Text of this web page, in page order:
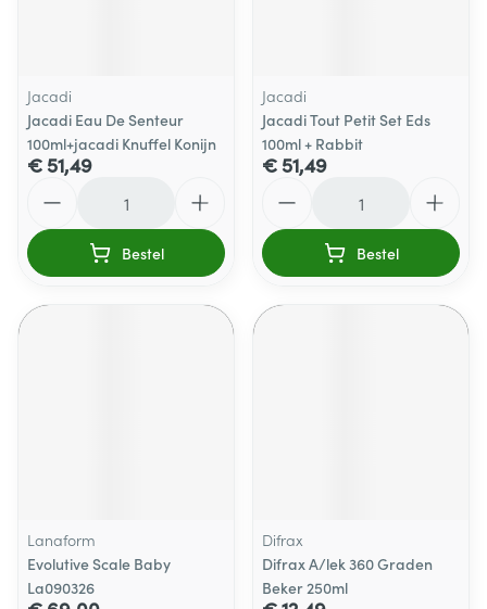
Jacadi
Jacadi Eau De Senteur
100ml+jacadi Knuffel Konijn
€ 51,49
Bestel
Jacadi
Jacadi Tout Petit Set Eds
100ml + Rabbit
€ 51,49
Bestel
Lanaform
Evolutive Scale Baby
La090326
Difrax
Difrax A/lek 360 Graden
Beker 250ml